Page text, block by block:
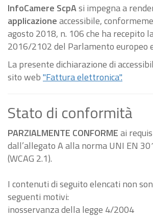
InfoCamere ScpAsi impegna a
applicazioneaccessibile,
agosto 2018, n. 106 che ha recepito
2016/2102 del Parlamento europeo
La presente dichiarazione di
sito web"Fattura elettronica".
Stato di conformità
PARZIALMENTE CONFORMEai
dall’allegato A alla norma UNI EN
(WCAG 2.1).
I contenuti di seguito elencati non
seguenti motivi:
inosservanza della legge 4/2004